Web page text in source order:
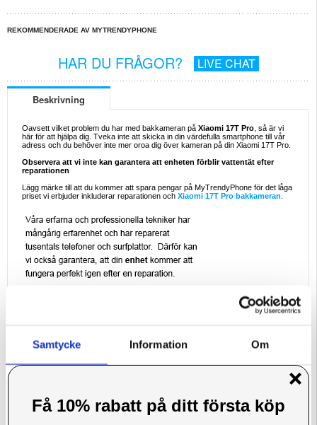
Samtycke Information Om
Vi använder enhetsidentifierare för att anpassa innehållet
REKOMMENDERADE AV MYTRENDYPHONE
HAR DU FRÅGOR? LIVE CHAT
Beskrivning
Oavsett vilket problem du har med bakkameran på Xiaomi 17T Pro , så är vi
här för att hjälpa dig. Tveka inte att skicka in din värdefulla smartphone till vår
adress och du behöver inte mer oroa dig över kameran på din Xiaomi 17T Pro.
Observera att vi inte kan garantera att enheten förblir vattentät efter
reparationen
Lägg märke till att du kommer att spara pengar på MyTrendyPhone för det låga
priset vi erbjuder inkluderar reparationen och Xiaomi 17T Pro bakkameran